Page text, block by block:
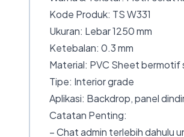
Kode Produk: TS W331
Ukuran: Lebar 1250 mm
Ketebalan: 0.3 mm
Material: PVC Sheet bermotif
Tipe: Interior grade
Aplikasi: Backdrop, panel
Catatan Penting:
– Chat admin terlebih dahulu